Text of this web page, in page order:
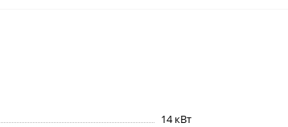
14 кВт